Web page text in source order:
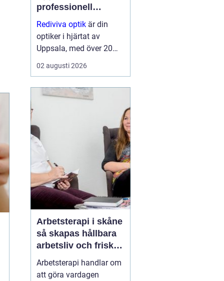
professionell
synvård nära dig
Rediviva optik är din
optiker i hjärtat av
Uppsala, med över 20
års erfarenhet av att
hjälpa invånarna i
och erbjuder ett brett
02 augusti 2026
Arbetsterapi i skåne
så skapas hållbara
arbetsliv och friska
medarbetare
Arbetsterapi handlar om
att göra vardagen